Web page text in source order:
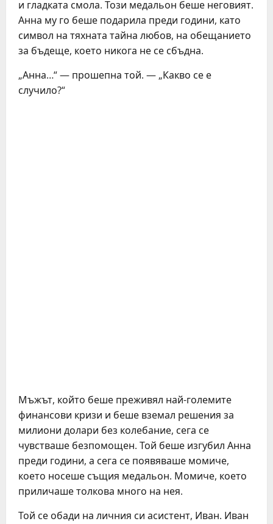
и гладката смола. Този медальон беше неговият.
Анна му го беше подарила преди години, като
символ на тяхната тайна любов, на обещанието
за бъдеще, което никога не се сбъдна.
„Анна…“ — прошепна той. — „Какво се е
случило?“
Мъжът, който беше преживял най-големите
финансови кризи и беше вземал решения за
милиони долари без колебание, сега се
чувстваше безпомощен. Той беше изгубил Анна
преди години, а сега се появяваше момиче,
което носеше същия медальон. Момиче, което
приличаше толкова много на нея.
Той се обади на личния си асистент, Иван. Иван